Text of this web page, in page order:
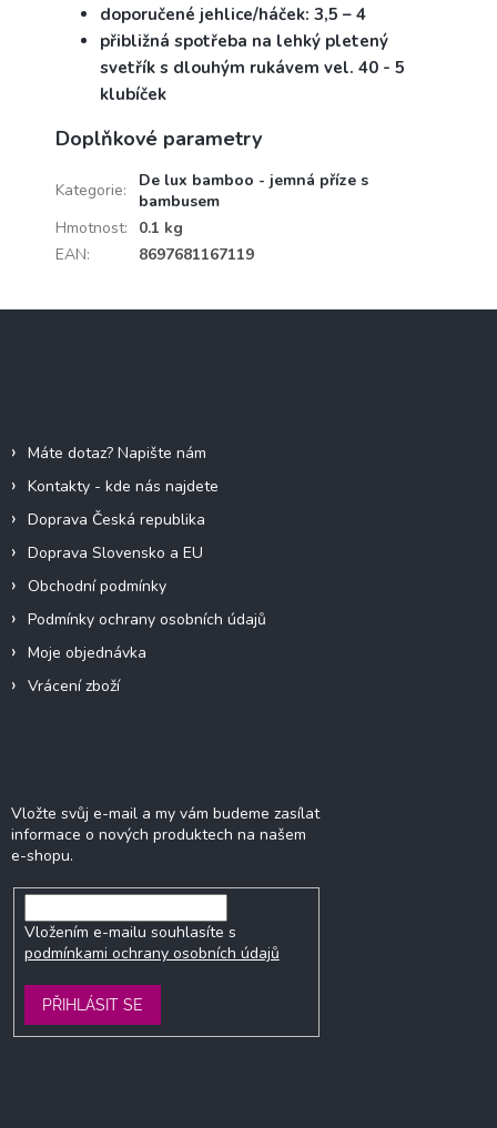
doporučené jehlice/háček: 3,5 – 4
přibližná spotřeba na lehký pletený
svetřík s dlouhým rukávem vel. 40 - 5
klubíček
Doplňkové parametry
Kategorie:
De lux bamboo - jemná příze s
bambusem
Hmotnost:
0.1 kg
EAN: 8697681167119
Máte dotaz? Napište nám
Kontakty - kde nás najdete
Doprava Česká republika
Doprava Slovensko a EU
Obchodní podmínky
Podmínky ochrany osobních údajů
Moje objednávka
Vrácení zboží
Vložte svůj e-mail a my vám budeme zasílat
informace o nových produktech na našem
e-shopu.
Vložením e-mailu souhlasíte s
podmínkami ochrany osobních údajů
PŘIHLÁSIT SE